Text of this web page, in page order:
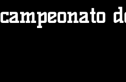
campeonato